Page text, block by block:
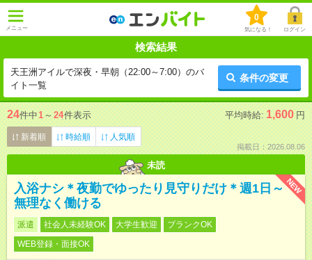
メニュー
0
気になる！ ログイン
検索結果
天王洲アイルで深夜・早朝（22:00～7:00）のバ
イト一覧
条件の変更
24件中1 ～ 24件表示 平均時給: 1,600 円
新着順 時給順 人気順
掲載日：2026.08.06
未読
NEW
入浴ナシ＊夜勤でゆったり見守りだけ＊週1日～
無理なく働ける
派遣 社会人未経験OK 大学生歓迎
ブランクOK
WEB登録・面接OK